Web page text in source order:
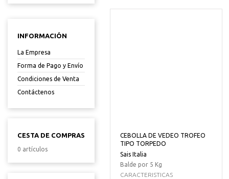
INFORMACIÓN
La Empresa
Forma de Pago y Envío
Condiciones de Venta
Contáctenos
CESTA DE COMPRAS
0 artículos
CEBOLLA DE VEDEO TROFEO
TIPO TORPEDO
Sais Italia
Balde por 5 Kg
CARACTERISTICAS